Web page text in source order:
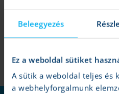
Beleegyezés
Ez a weboldal sütiket
A sütik a weboldal teljes és
a webhelyforgalmunk